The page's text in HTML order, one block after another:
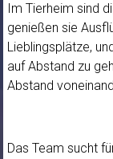
Im Tierheim sind
genießen sie
Lieblingsplätze,
auf Abstand zu
Abstand
Das Team sucht